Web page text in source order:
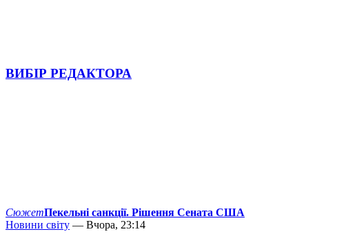
ВИБІР РЕДАКТОРА
СюжетПекельні санкції. Рішення Сената США
Новини світу — Вчора, 23:14